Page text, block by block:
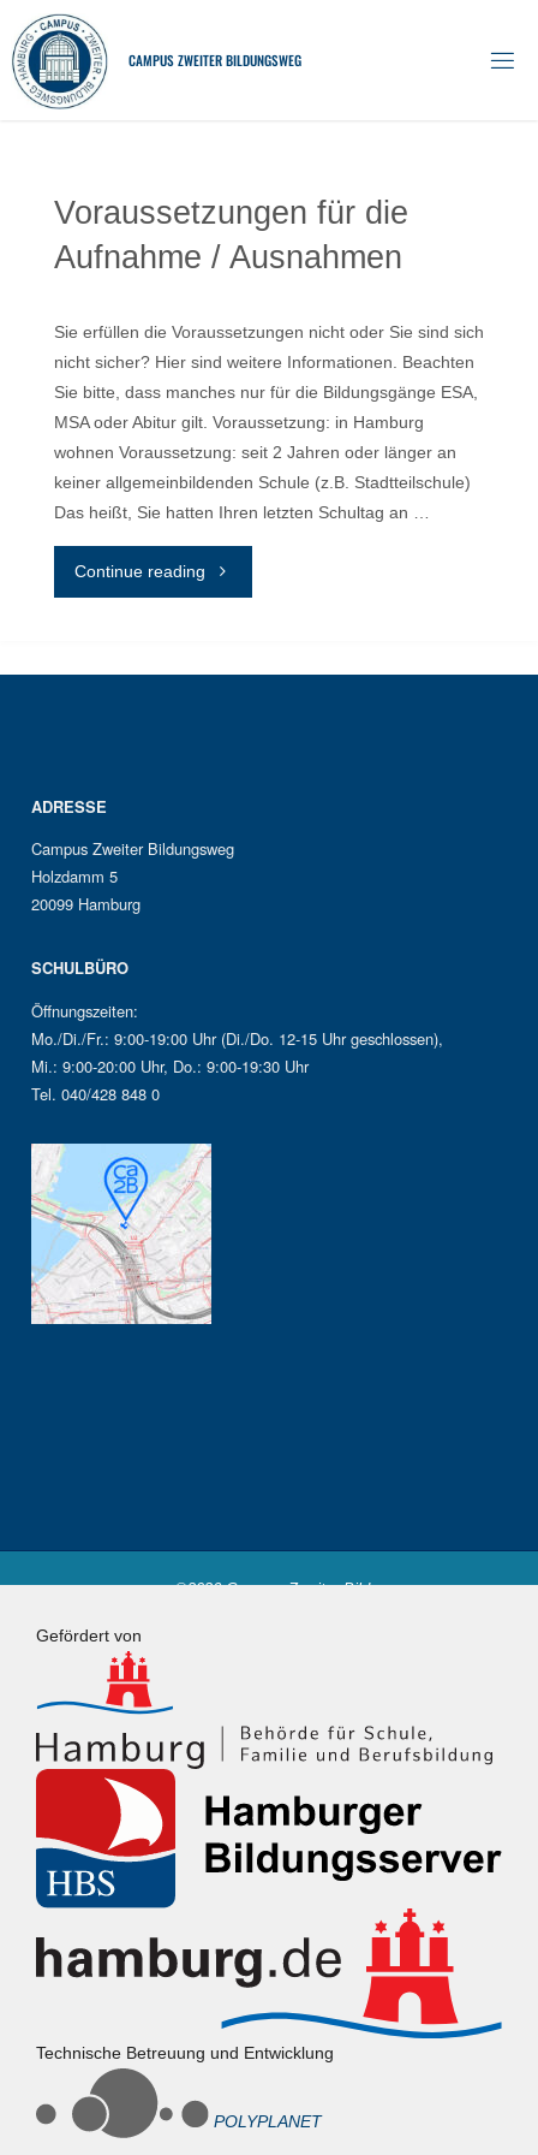
content
CAMPUSZWEITERBILDUNGSWEG
Voraussetzungen für die
Aufnahme / Ausnahmen
Sie erfüllen die Voraussetzungen nicht oder Sie sind sich
nicht sicher? Hier sind weitere Informationen. Beachten
Sie bitte, dass manches nur für die Bildungsgänge ESA,
MSA oder Abitur gilt. Voraussetzung: in Hamburg
wohnen Voraussetzung: seit 2 Jahren oder länger an
keiner allgemeinbildenden Schule (z.B. Stadtteilschule)
Das heißt, Sie hatten Ihren letzten Schultag an …
Continue reading "Voraussetzungen
die
ADRESSE
Campus Zweiter Bildungsweg
Holzdamm 5
20099 Hamburg
SCHULBÜRO
Öffnungszeiten:
Mo./Di./Fr.: 9:00-19:00 Uhr (Di./Do. 12-15 Uhr geschlossen),
Mi.: 9:00-20:00 Uhr, Do.: 9:00-19:30 Uhr
Tel. 040/428 848 0
©2026 Campus Zweiter Bildungsweg
Gefördert von
Technische Betreuung und Entwicklung
POLYPLANET